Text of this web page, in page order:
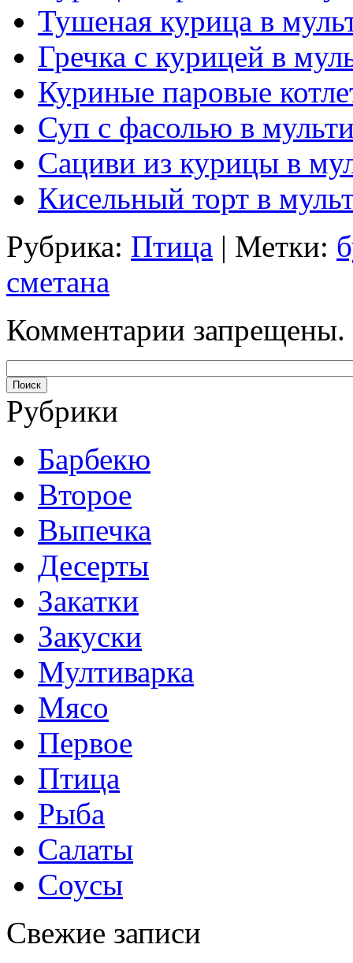
Тушеная курица в
Гречка с курицей в
Куриные паровые
Суп с фасолью в
Сациви из курицы в
Кисельный торт в
Рубрика: Птица | Метки:
сметана
Комментарии запрещены.
Рубрики
Барбекю
Второе
Выпечка
Десерты
Закатки
Закуски
Мултиварка
Мясо
Первое
Птица
Рыба
Салаты
Соусы
Свежие записи